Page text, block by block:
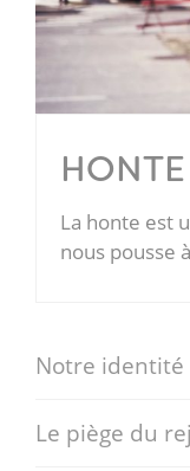
HONTE
La honte est
nous pousse
Notre identité
Le piège du